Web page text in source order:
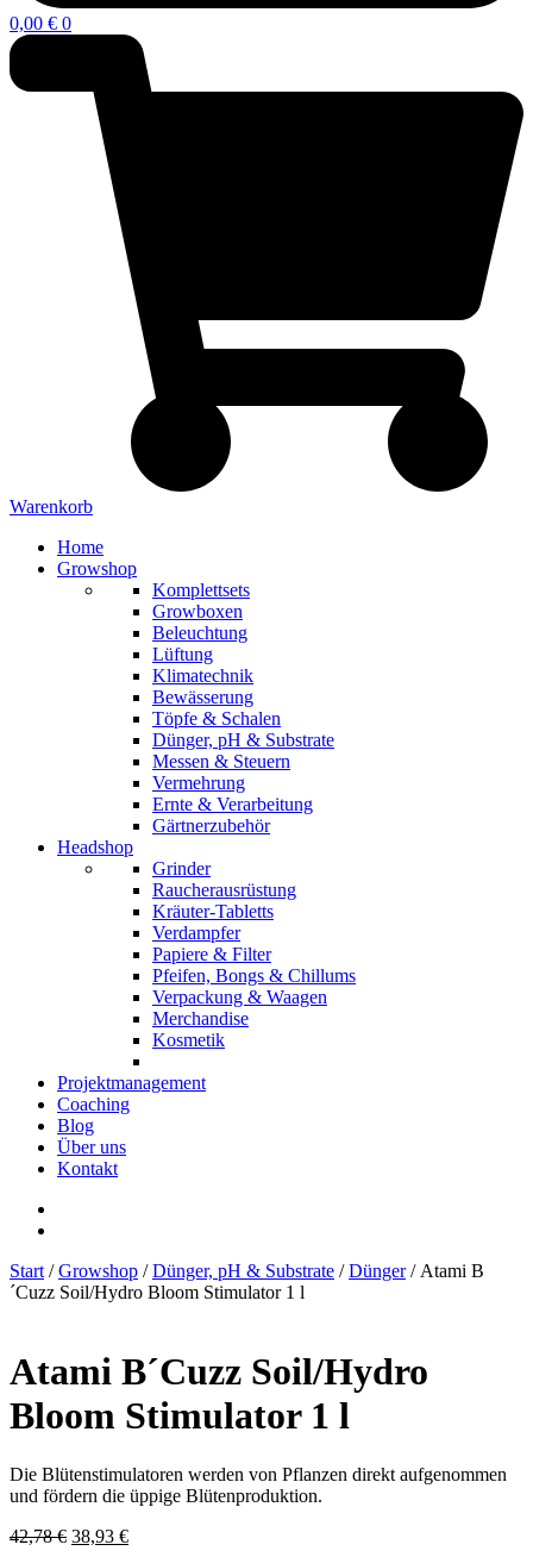
0,00 € 0
Warenkorb
Home
Growshop
Komplettsets
Growboxen
Beleuchtung
Lüftung
Klimatechnik
Bewässerung
Töpfe & Schalen
Dünger, pH & Substrate
Messen & Steuern
Vermehrung
Ernte & Verarbeitung
Gärtnerzubehör
Headshop
Grinder
Raucherausrüstung
Kräuter-Tabletts
Verdampfer
Papiere & Filter
Pfeifen, Bongs & Chillums
Verpackung & Waagen
Merchandise
Kosmetik
Projektmanagement
Coaching
Blog
Über uns
Kontakt
Start /Growshop /Dünger, pH & Substrate /Dünger/ Atami B
´Cuzz Soil/Hydro Bloom Stimulator 1 l
Atami B´Cuzz Soil/Hydro
Bloom Stimulator 1 l
Die Blütenstimulatoren werden von Pflanzen direkt aufgenommen
und fördern die üppige Blütenproduktion.
42,78€ Ursprünglicher
38,93 €Aktueller